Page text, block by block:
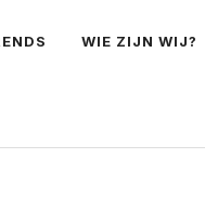
WIE ZIJN WIJ?